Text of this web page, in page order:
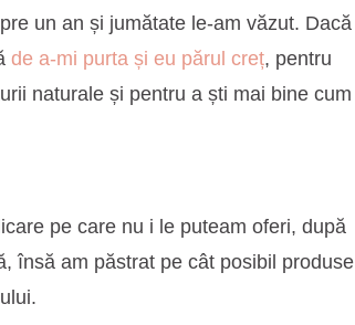
un an și jumătate le-am văzut. Dacă
de a-mi purta și eu părul creț, pentru
naturale și pentru a ști mai bine cum
pe care nu i le puteam oferi, după
însă am păstrat pe cât posibil produse